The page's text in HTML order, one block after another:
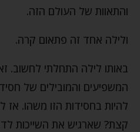
והתאוות של העולם הזה.
ולילה אחד זה פתאום קרה.
באותו לילה התחלתי לחשוב.
המשפיעים והמובילים של
להיות בחסידות הזו משהו.
קצת? שארגיש את השייכות